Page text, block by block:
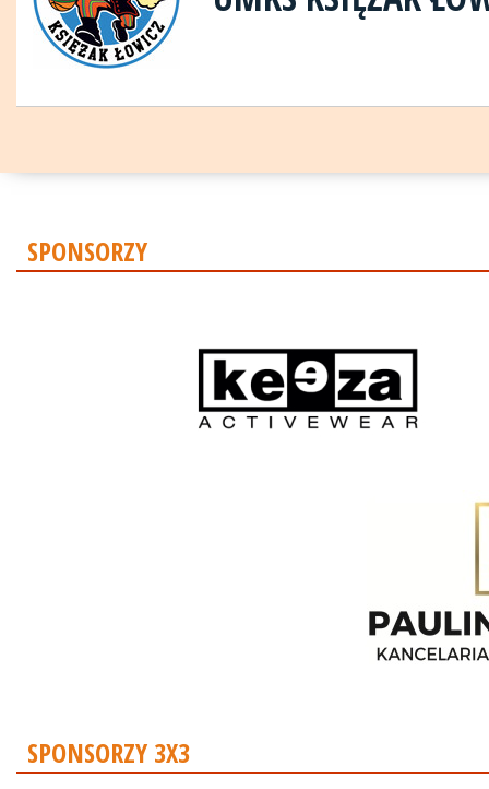
SPONSORZY
SPONSORZY 3X3